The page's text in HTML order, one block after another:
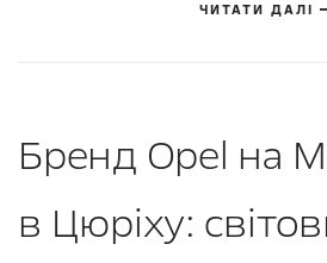
ЧИТАТИ ДАЛІ
Бренд Opel на
в Цюріху: